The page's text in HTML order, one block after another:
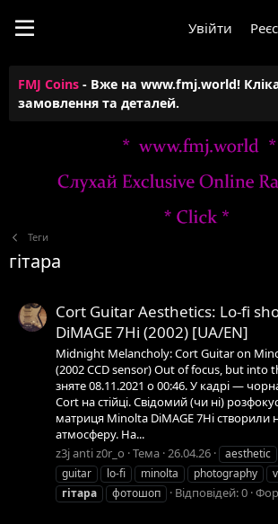
Увійти
FMJ Coins - Вже на www.fmj.world!
замовлення та деталей.
Теги
гітара
Cort Guitar Aesthetics: Lo-fi
DiMAGE 7Hi (2002) [UA/EN]
Midnight Melancholy: Cort Guitar on
(2002 CCD sensor) Out of focus, but into
зняте 08.11.2021 о 00:46. У кадрі —
Cort на стійці. Свідомий (чи ні)
матриця Minolta DiMAGE 7Hi створили
атмосферу. На...
z3j anti z0r_o Тема 26.04.26 aesthetic
guitar
lo-fi minolta photography
гітара
фотошоп Відповідей: 0